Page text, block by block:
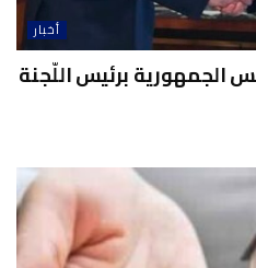
أخبار
الجمهورية برئيس اللّجنة